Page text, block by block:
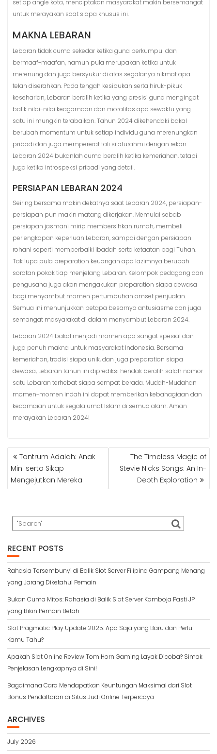
setiap angle kota, menciptakan masyarakat makin bersemangat
untuk merayakan saat siapa khusus ini.
MAKNA LEBARAN
Lebaran tidak cuma sekedar ketika guna berkumpul dan
bermaaf-maafan, namun pula merupakan ketika untuk
merenung dan juga bersyukur di atas segalanya nikmat apa
telah diserahkan. Pada tengah kesibukan serta hiruk-pikuk
keseharian, Lebaran beralih ketika yang presisi guna mengingat
balik nilai-nilai keagamaan dan moralitas apa sewaktu yang
satu ini mungkin terabaikan. Tahun 2024 dikehendaki bakal
berubah momentum untuk setiap individu guna merenungkan
pribadi dan juga mempererat tali silaturahmi dengan rekan.
Lebaran 2024 bukanlah cuma beralih ketika kemeriahan, tetapi
juga ketika introspeksi pribadi yang detail.
PERSIAPAN LEBARAN 2024
Seiring bersama makin dekatnya saat Lebaran 2024, persiapan-
persiapan pun makin matang dikerjakan. Memulai sebab
persiapan jasmani mirip membersihkan rumah, membeli
perlengkapan keperluan Lebaran, sampai dengan persiapan
rohani seperti memperbaiki ibadah serta ketaatan bagi Tuhan.
Tak lupa pula preparation keuangan apa lazimnya berubah
sorotan pokok tiap menjelang Lebaran. Kelompok pedagang dan
pengusaha juga akan mengakukan preparation siapa dewasa
bagi menyambut momen pertumbuhan omset penjualan.
Semua ini menunjukkan betapa besarnya antusiasme dan juga
semangat masyarakat di dalam menyambut Lebaran 2024.
Lebaran 2024 bakal menjadi momen apa sangat spesial dan
juga penuh makna untuk masyarakat Indonesia. Bersama
kemeriahan, tradisi siapa unik, dan juga preparation siapa
dewasa, Lebaran tahun ini diprediksi hendak beralih salah nomor
satu Lebaran terhebat siapa sempat berada. Mudah-Mudahan
momen-momen indah ini dapat memberikan kebahagiaan dan
kedamaian untuk segala umat Islam di semua alam. Aman
merayakan Lebaran 2024!
POST
NAVIGATION
Tantrum Adalah: Anak
Mini serta Sikap
Mengejutkan Mereka
The Timeless Magic of
Stevie Nicks Songs: An In-
Depth Exploration
RECENT POSTS
Rahasia Tersembunyi di Balik Slot Server Filipina Gampang Menang
yang Jarang Diketahui Pemain
Bukan Cuma Mitos: Rahasia di Balik Slot Server Kamboja Pasti JP
yang Bikin Pemain Betah
Slot Pragmatic Play Update 2025: Apa Saja yang Baru dan Perlu
Kamu Tahu?
Apakah Slot Online Review Tom Horn Gaming Layak Dicoba? Simak
Penjelasan Lengkapnya di Sini!
Bagaimana Cara Mendapatkan Keuntungan Maksimal dari Slot
Bonus Pendaftaran di Situs Judi Online Terpercaya
ARCHIVES
July 2026